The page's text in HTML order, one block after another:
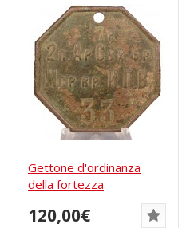
Gettone d'ordinanza
della fortezza
120,00€